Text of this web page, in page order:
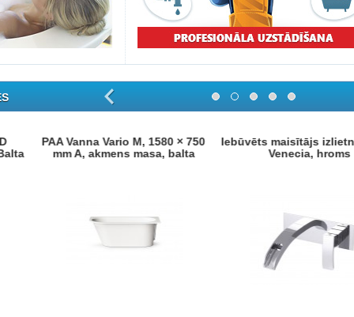
Rimless
Atlantic dušas sistēmas +
izlietnes jaucējkrāna komplekts
Talas